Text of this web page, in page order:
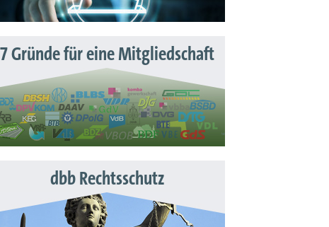
7 Gründe für eine Mitgliedschaft
dbb Rechtsschutz